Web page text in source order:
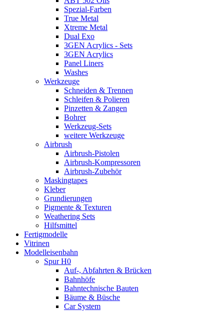
Spezial-Farben
True Metal
Xtreme Metal
Dual Exo
3GEN Acrylics - Sets
3GEN Acrylics
Panel Liners
Washes
Werkzeuge
Schneiden & Trennen
Schleifen & Polieren
Pinzetten & Zangen
Bohrer
Werkzeug-Sets
weitere Werkzeuge
Airbrush
Airbrush-Pistolen
Airbrush-Kompressoren
Airbrush-Zubehör
Maskingtapes
Kleber
Grundierungen
Pigmente & Texturen
Weathering Sets
Hilfsmittel
Fertigmodelle
Vitrinen
Modelleisenbahn
Spur H0
Auf-, Abfahrten & Brücken
Bahnhöfe
Bahntechnische Bauten
Bäume & Büsche
Car System